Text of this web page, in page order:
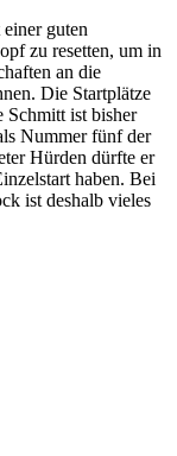
guten
zu resetten, um in
an die
Die Startplätze
Schmitt ist bisher
Nummer fünf der
Hürden dürfte er
haben. Bei
ist deshalb vieles